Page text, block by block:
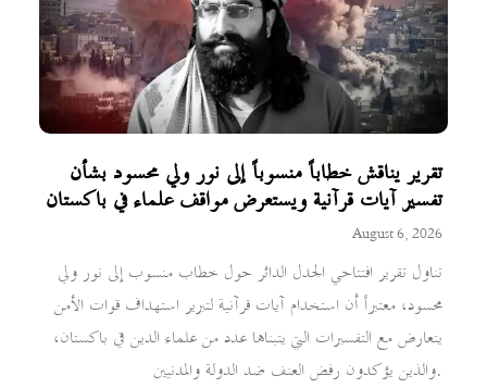
تقرير يناقش خطاباً منسوباً إلى نور ولي محسود بشأن
تفسير آيات قرآنية ويستعرض مواقف علماء في باكستان
August 6, 2026
تناول تقرير افتتاحي الجدل الدائر حول خطاب منسوب إلى نور ولي
محسود، معتبراً أن استخدام آيات قرآنية لتبرير استهداف قوات الأمن
يتعارض مع التفسيرات التي يتبناها عدد من علماء الدين في باكستان،
والذين يؤكدون رفض العنف ضد الدولة والمدنيين.